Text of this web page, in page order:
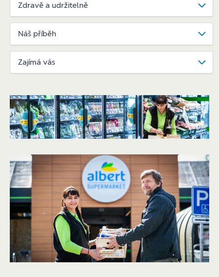
Zdravě a udržitelně
Náš příběh
Zajímá vás